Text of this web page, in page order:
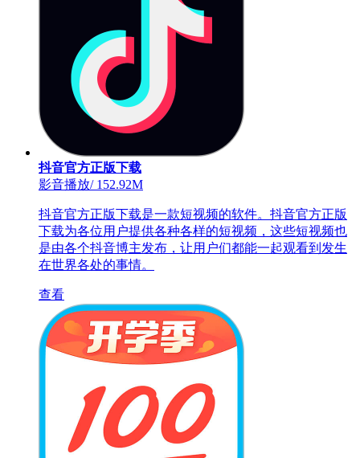
抖音官方正版下载
影音播放/152.92M
抖音官方正版下载是一款短视频的软件。抖音官方正版
下载为各位用户提供各种各样的短视频，这些短视频也
是由各个抖音博主发布，让用户们都能一起观看到发生
在世界各处的事情。
查看